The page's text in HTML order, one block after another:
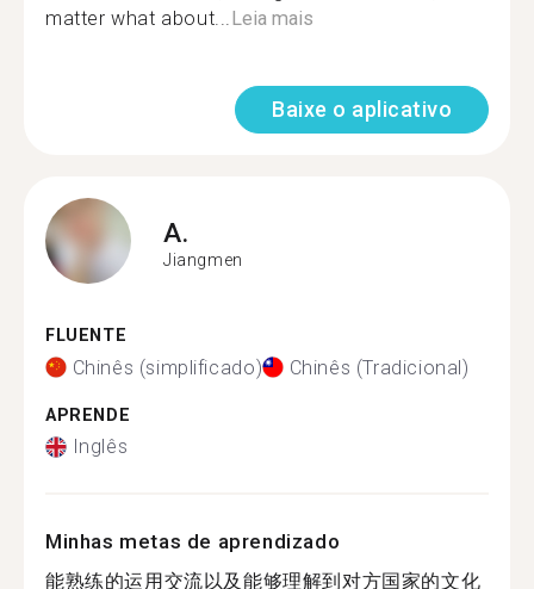
matter what about...Leia mais
Baixe o aplicativo
A.
Jiangmen
FLUENTE
Chinês (simplificado) Chinês (Tradicional)
APRENDE
Inglês
Minhas metas de aprendizado
能熟练的运用交流以及能够理解到对方国家的文化